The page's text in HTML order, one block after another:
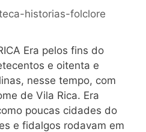
historias-folclore
Era pelos fins do
e oitenta e
nesse tempo, com
de Vila Rica. Era
poucas cidades do
e fidalgos rodavam em